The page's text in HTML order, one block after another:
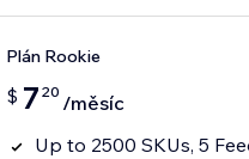
Plán Rookie
$ 7 20 /měsíc
Up to 2500 SKUs, 5